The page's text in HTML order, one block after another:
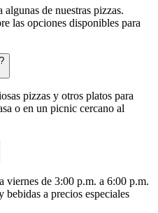
de nuestras pizzas.
las opciones disponibles para
pizzas y otros platos para
o en un picnic cercano al
viernes de 3:00 p.m. a 6:00 p.m.
a precios especiales